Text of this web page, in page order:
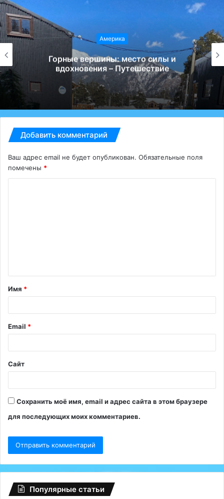
Америка
Горные вершины: место силы и
вдохновения – Путешествие
Добавить комментарий
Ваш адрес email не будет опубликован. Обязательные поля
помечены *
т
а
й
*
Имя *
Email *
Сайт
Сохранить моё имя, email и адрес сайта в этом браузере
для последующих моих комментариев.
Популярные статьи